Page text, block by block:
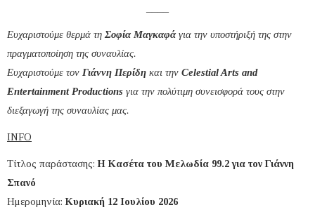
Ευχαριστούμε θερμά τη Σοφία Μαγκαφάγια την υποστήριξή της στην
πραγματοποίηση της συναυλίας.
Ευχαριστούμε τον Γιάννη Περίδη και την Celestial Arts and
Entertainment Productions για την πολύτιμη συνεισφορά τους στην
διεξαγωγή της συναυλίας μας.
INFO
Τίτλος παράστασης:H Kασέτα του Μελωδία 99.2 για τον Γιάννη
Σπανό
Ημερομηνία: Κυριακή 12 Ιουλίου 2026